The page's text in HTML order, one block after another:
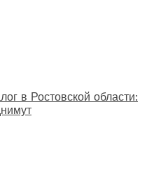
в Ростовской области: